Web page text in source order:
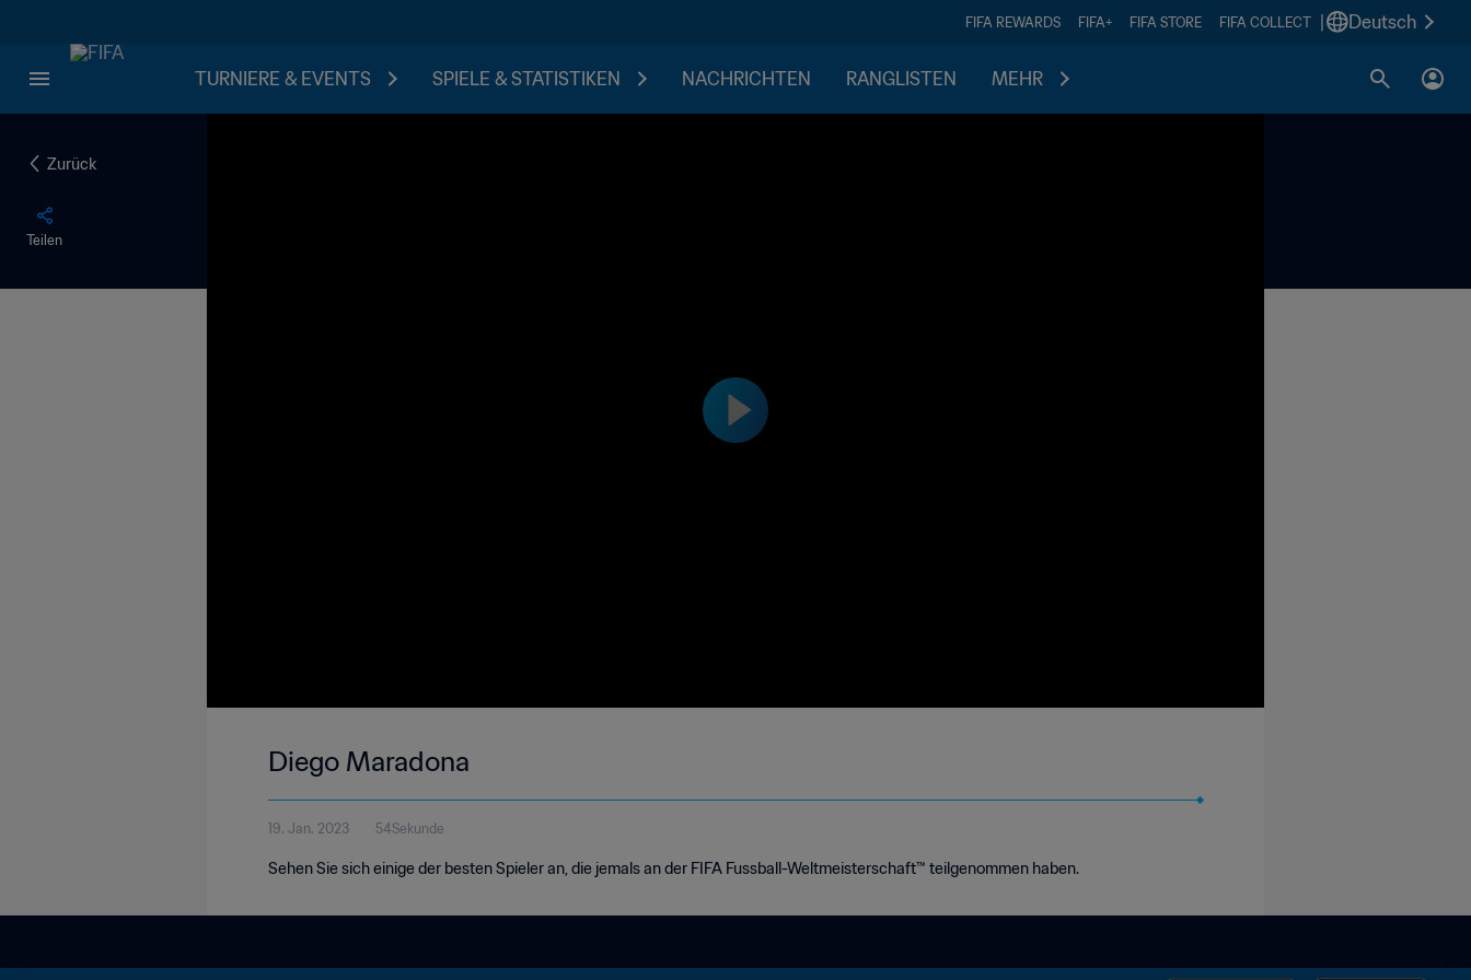
FIFA REWARDS FIFA+ FIFA STORE FIFA COLLECT Deutsch
TURNIERE & EVENTS SPIELE & STATISTIKEN NACHRICHTEN RANGLISTEN MEHR
Zurück
Teilen
Diego Maradona
19. Jan. 2023 54Sekunde
Sehen Sie sich einige der besten Spieler an, die jemals an der FIFA Fussball-Weltmeisterschaft™ teilgenommen haben.